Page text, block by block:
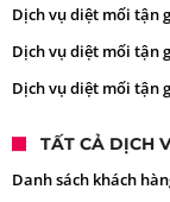
Dịch vụ diệt mối tận
Dịch vụ diệt mối tận
Dịch vụ diệt mối tận
TẤT CẢ DỊCH
Danh sách khách